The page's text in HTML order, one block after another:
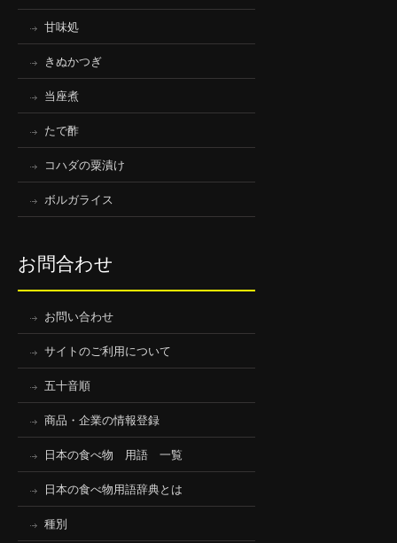
甘味処
きぬかつぎ
当座煮
たで酢
コハダの粟漬け
ボルガライス
お問合わせ
お問い合わせ
サイトのご利用について
五十音順
商品・企業の情報登録
日本の食べ物 用語 一覧
日本の食べ物用語辞典とは
種別